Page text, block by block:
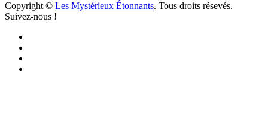
Copyright © Les Mystérieux Étonnants. Tous droits résevés.
Suivez-nous !